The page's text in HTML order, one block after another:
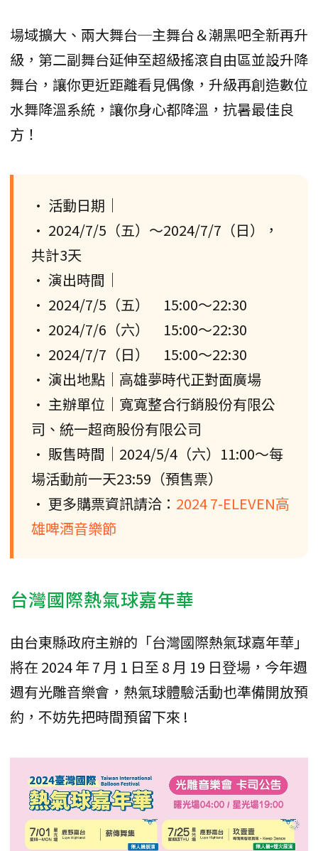
場域擴大、兩大舞台─主舞台＆潮黑吧全新再升
級，第二副舞台延伸至超級搖滾自由區並設升降
舞台，讓你更近距離看見偶像，升級再創造數位
水舞降溫系統，讓你身心都降溫，抗暑最佳良
方！
• 活動日期｜
• 2024/7/5（五）～2024/7/7（日），
共計3天
• 演出時間｜
• 2024/7/5（五） 15:00～22:30
• 2024/7/6（六） 15:00～22:30
• 2024/7/7（日） 15:00～22:30
• 演出地點｜高雄夢時代正對面廣場
• 主辦單位｜寬寬整合行銷股份有限公
司、統一超商股份有限公司
• 販售時間｜2024/5/4（六）11:00～每
場活動前一天23:59（預售票）
• 更多購票資訊請洽： 2024 7-ELEVEN高
雄啤酒音樂節
台灣國際熱氣球嘉年華
由台東縣政府主辦的「台灣國際熱氣球嘉年華」
將在 2024 年 7 月 1 日至 8 月 19 日登場，今年週
週有光雕音樂會，熱氣球體驗活動也準備開放預
約，不妨先把時間預留下來 !